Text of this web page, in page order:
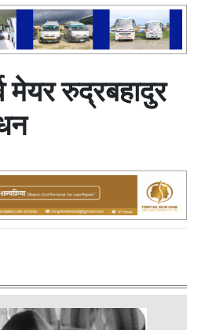
मेयर रुद्रबहादुर